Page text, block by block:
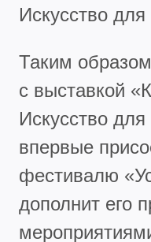
Искусство
Таким
с выставкой
Искусство
впервые
фестивалю
дополнит его